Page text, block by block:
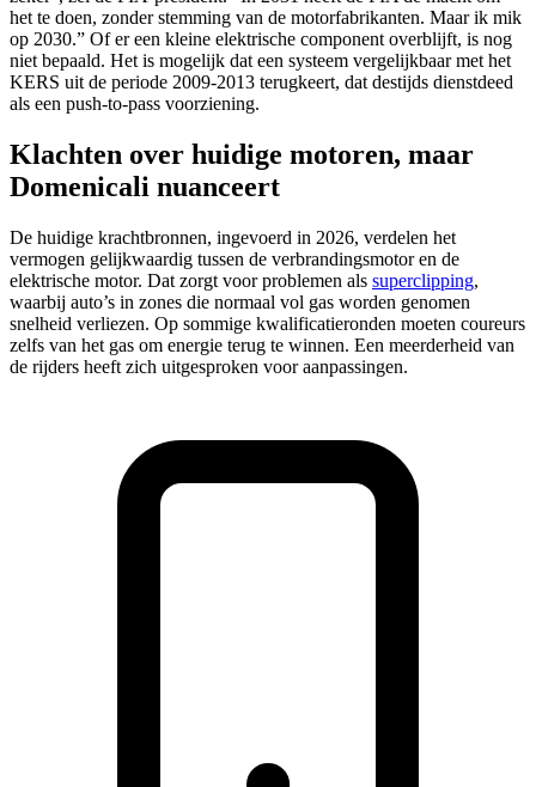
het te doen, zonder stemming van de motorfabrikanten. Maar ik mik
op 2030.” Of er een kleine elektrische component overblijft, is nog
niet bepaald. Het is mogelijk dat een systeem vergelijkbaar met het
KERS uit de periode 2009-2013 terugkeert, dat destijds dienstdeed
als een push-to-pass voorziening.
Klachten over huidige motoren, maar
Domenicali nuanceert
De huidige krachtbronnen, ingevoerd in 2026, verdelen het
vermogen gelijkwaardig tussen de verbrandingsmotor en de
elektrische motor. Dat zorgt voor problemen als superclipping,
waarbij auto’s in zones die normaal vol gas worden genomen
snelheid verliezen. Op sommige kwalificatieronden moeten coureurs
zelfs van het gas om energie terug te winnen. Een meerderheid van
de rijders heeft zich uitgesproken voor aanpassingen.